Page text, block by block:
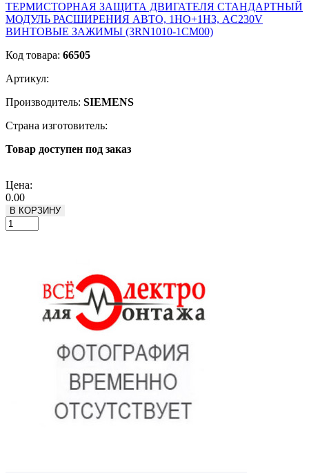
ТЕРМИСТОРНАЯ ЗАЩИТА ДВИГАТЕЛЯ СТАНДАРТНЫЙ
МОДУЛЬ РАСШИРЕНИЯ АВТО, 1НO+1НЗ, AC230V
ВИНТОВЫЕ ЗАЖИМЫ (3RN1010-1CM00)
Код товара: 66505
Артикул:
Производитель: SIEMENS
Страна изготовитель:
Товар доступен под заказ
Цена:
0.00
В КОРЗИНУ